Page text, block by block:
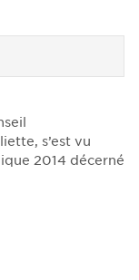
s’est vu
2014 décerné